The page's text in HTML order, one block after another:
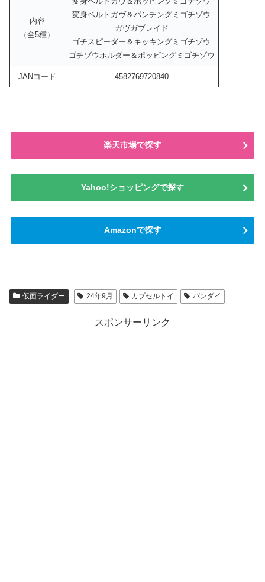
内容
（全5種）
変身ベルトガヴ＆パンチングミゴチゾウ
ガヴガブレイド
ゴチスピーダー＆キッキングミゴチゾウ
ゴチゾウホルダー＆ポッピングミゴチゾウ
JANコード 4582769720840
楽天市場で探す
Yahoo!ショッピングで探す
Amazonで探す
仮面ライダー 24年9月 カプセルトイ バンダイ
スポンサーリンク